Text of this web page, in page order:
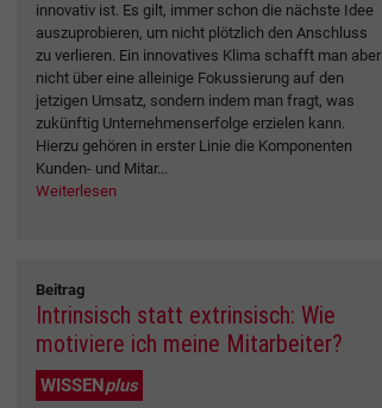
innovativ ist. Es gilt, immer schon die nächste Idee
auszuprobieren, um nicht plötzlich den Anschluss
zu verlieren. Ein innovatives Klima schafft man aber
nicht über eine alleinige Fokussierung auf den
jetzigen Umsatz, sondern indem man fragt, was
zukünftig Unternehmenserfolge erzielen kann.
Hierzu gehören in erster Linie die Komponenten
Kunden- und Mitar...
Weiterlesen
Beitrag
Intrinsisch statt extrinsisch: Wie
motiviere ich meine Mitarbeiter?
WISSENplus